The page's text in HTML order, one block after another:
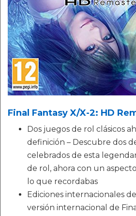
Final Fantasy X/X-2: HD
Dos juegos de rol clásicos
definición – Descubre dos
celebrados de esta
de rol, ahora con un
lo que recordabas
Ediciones internacionales
versión internacional de